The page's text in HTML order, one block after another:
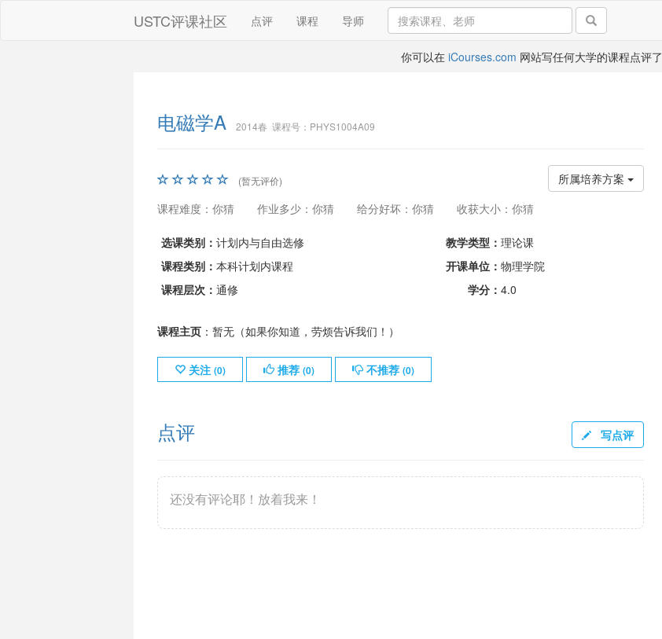
USTC评课社区 点评 课程 导师
你可以在 iCourses.com 网站写任何大学的课程点评了
电磁学A 2014春 课程号：PHYS1004A09
所属培养方案
(暂无评价)
课程难度：你猜 作业多少：你猜 给分好坏：你猜 收获大小：你猜
选课类别： 计划内与自由选修 教学类型： 理论课
课程类别： 本科计划内课程 开课单位： 物理学院
课程层次： 通修 学分： 4.0
课程主页：暂无（如果你知道，劳烦告诉我们！）
关注 (0) 推荐 (0) 不推荐 (0)
点评 写点评
还没有评论耶！放着我来！